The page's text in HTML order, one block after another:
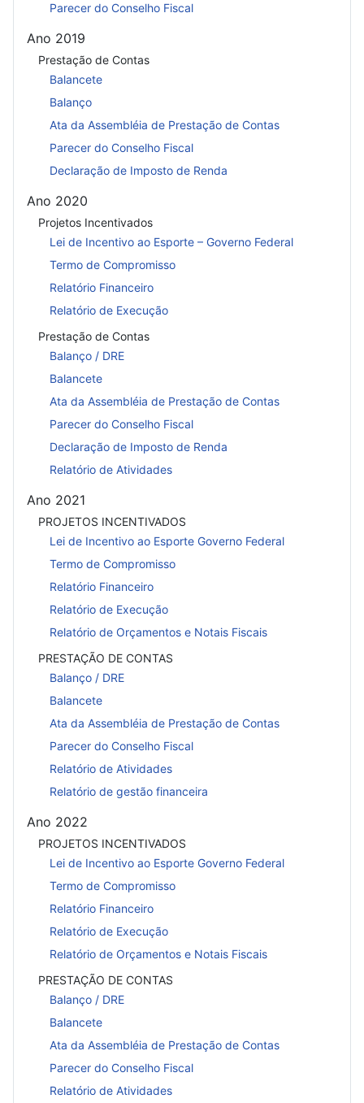
Parecer do Conselho Fiscal
Ano 2019
Prestação de Contas
Balancete
Balanço
Ata da Assembléia de Prestação de Contas
Parecer do Conselho Fiscal
Declaração de Imposto de Renda
Ano 2020
Projetos Incentivados
Lei de Incentivo ao Esporte – Governo Federal
Termo de Compromisso
Relatório Financeiro
Relatório de Execução
Prestação de Contas
Balanço / DRE
Balancete
Ata da Assembléia de Prestação de Contas
Parecer do Conselho Fiscal
Declaração de Imposto de Renda
Relatório de Atividades
Ano 2021
PROJETOS INCENTIVADOS
Lei de Incentivo ao Esporte Governo Federal
Termo de Compromisso
Relatório Financeiro
Relatório de Execução
Relatório de Orçamentos e Notais Fiscais
PRESTAÇÃO DE CONTAS
Balanço / DRE
Balancete
Ata da Assembléia de Prestação de Contas
Parecer do Conselho Fiscal
Relatório de Atividades
Relatório de gestão financeira
Ano 2022
PROJETOS INCENTIVADOS
Lei de Incentivo ao Esporte Governo Federal
Termo de Compromisso
Relatório Financeiro
Relatório de Execução
Relatório de Orçamentos e Notais Fiscais
PRESTAÇÃO DE CONTAS
Balanço / DRE
Balancete
Ata da Assembléia de Prestação de Contas
Parecer do Conselho Fiscal
Relatório de Atividades